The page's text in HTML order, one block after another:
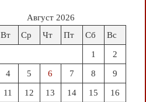
Август 2026
Вт Ср Чт Пт Сб Вс
1 2
4 5 6 7 8 9
11 12 13 14 15 16